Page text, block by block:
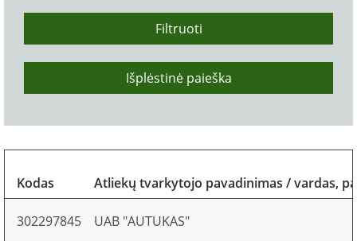
Filtruoti
Išplėstinė paieška
Kodas Atliekų tvarkytojo pavadinimas / vardas,
302297845 UAB "AUTUKAS"